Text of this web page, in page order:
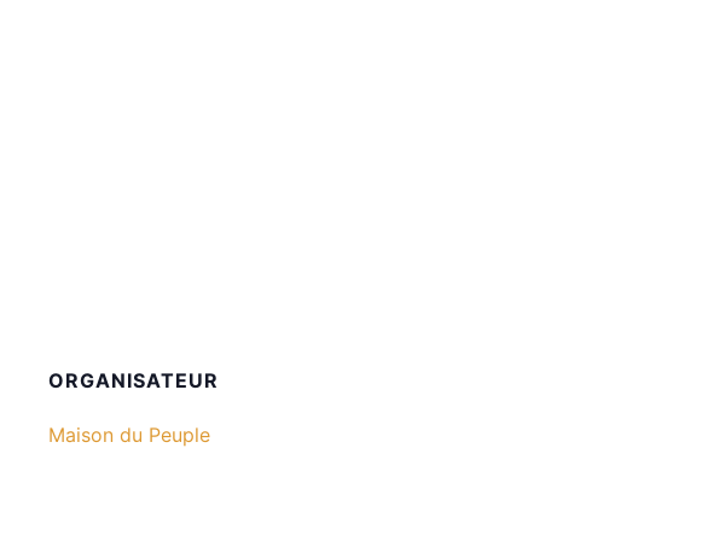
ORGANISATEUR
Maison du Peuple